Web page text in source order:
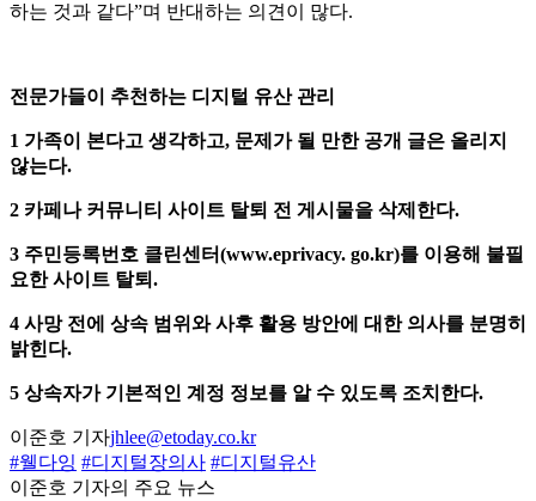
하는 것과 같다”며 반대하는 의견이 많다.
전문가들이 추천하는 디지털 유산 관리
1 가족이 본다고 생각하고, 문제가 될 만한 공개 글은 올리지
않는다.
2 카페나 커뮤니티 사이트 탈퇴 전 게시물을 삭제한다.
3 주민등록번호 클린센터(www.eprivacy. go.kr)를 이용해 불필
요한 사이트 탈퇴.
4 사망 전에 상속 범위와 사후 활용 방안에 대한 의사를 분명히
밝힌다.
5 상속자가 기본적인 계정 정보를 알 수 있도록 조치한다.
이준호 기자jhlee@etoday.co.kr
#웰다잉 #디지털장의사 #디지털유산
이준호 기자의 주요 뉴스